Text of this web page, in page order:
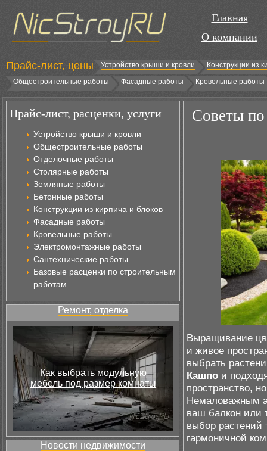
Главная
О компании
Прайс-лист, цены Устройство крыши и кровли
Конструкции из
Общестроительные работы
Фасадные работы Кровельные работы
Прайс-лист, расценки, услуги
Устройство крыши и кровли
Общестроительные работы
Отделочные работы
Столярные работы
Земляные работы
Бетонные работы
Конструкции из кирпича и блоков
Фасадные работы
Кровельные работы
Электромонтажные работы
Сантехнические работы
Базовые расценки по строительным
работам
Ремонт, отделка
Как выбрать модульную
мебель под размер комнаты
Новости недвижимости
Советы
Выращивание
и живое
выбрать
Кашпо и
пространство,
Немаловажным
ваш балкон или
выбор растений
гармоничной